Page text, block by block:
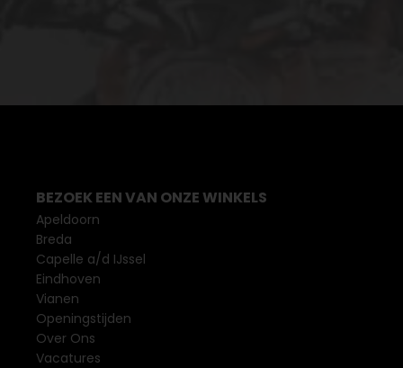
BEZOEK EEN VAN ONZE WINKELS
Apeldoorn
Breda
Capelle a/d IJssel
Eindhoven
Vianen
Openingstijden
Over Ons
Vacatures